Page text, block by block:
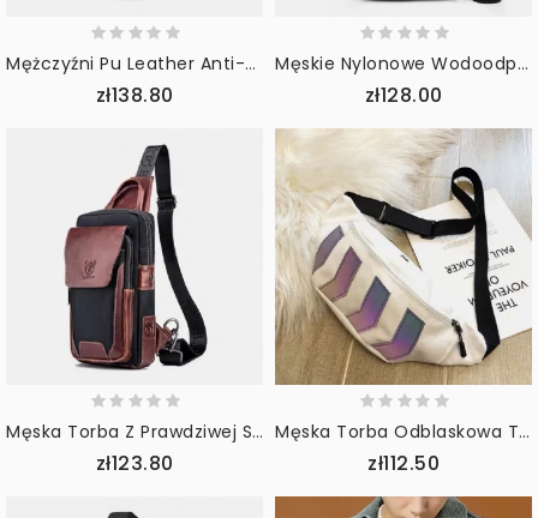
Mężczyźni Pu Leather Anti-Theft Wielofunkcyjna Wielofunkcyjna Kieszeń 6.5 Cala Torba Na Telefon Torba Biodrowa Torba Na Klatkę Piersiową Torby Crossbody
zł138.80
Męskie Nylonowe Wodoodporne Torby Na Klatkę Piersiową O Dużej Pojemności Z Wieloma Kieszeniami Torba Na Ramię Torby Na Ramię
zł128.00
Męska Torba Z Prawdziwej Skóry Wołowej W Kontrastowym Kolorze Moda W Stylu Retro Torba Na Ramię Crossbody
zł123.80
Męska Torba Odblaskowa Taktyczna Hip-Hopowa Torba Na Klatkę Piersiową Torba Przez Ramię Sling Bag
zł112.50